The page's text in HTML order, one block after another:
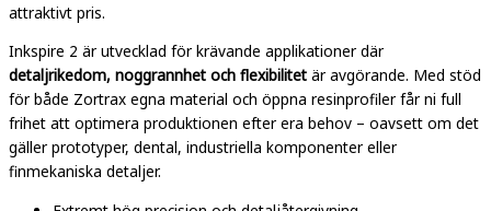
attraktivt pris.
Inkspire 2 är utvecklad för krävande applikationer där
detaljrikedom, noggrannhet och flexibilitet är avgörande. Med stöd
för både Zortrax egna material och öppna resinprofiler får ni full
frihet att optimera produktionen efter era behov – oavsett om det
gäller prototyper, dental, industriella komponenter eller
finmekaniska detaljer.